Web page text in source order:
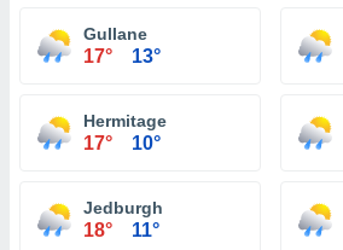
Gullane
17° 13°
Hermitage
17° 10°
Jedburgh
18° 11°